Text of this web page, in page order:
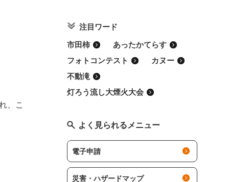
、こ
注目ワード
市田柿
あったかてらす
フォトコンテスト
カヌー
不動滝
灯ろう流し大煙火大会
よく見られるメニュー
電子申請
災害・ハザードマップ